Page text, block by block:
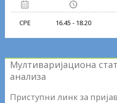
СРЕ 16.45 - 18.20
Мултиваријациона
анализа
Приступни линк за